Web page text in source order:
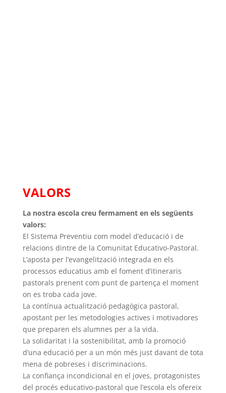
VALORS
La nostra escola creu fermament en els següents
valors:
El Sistema Preventiu com model d’educació i de
relacions dintre de la Comunitat Educativo-Pastoral.
L’aposta per l’evangelització integrada en els
processos educatius amb el foment d’itineraris
pastorals prenent com punt de partença el moment
on es troba cada jove.
La contínua actualització pedagògica pastoral,
apostant per les metodologies actives i motivadores
que preparen els alumnes per a la vida.
La solidaritat i la sostenibilitat, amb la promoció
d’una educació per a un món més just davant de tota
mena de pobreses i discriminacions.
La confiança incondicional en el joves, protagonistes
del procés educativo-pastoral que l’escola els ofereix